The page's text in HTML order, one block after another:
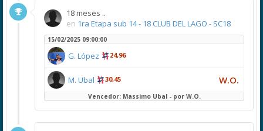
18 meses ..
en 1ra Etapa sub 14 - 18 CLUB DEL LAGO - SC18
15/02/2025 09:00:00
G. López 24,96
M. Ubal 30,45 W.O.
Vencedor: Massimo Ubal - por W.O.